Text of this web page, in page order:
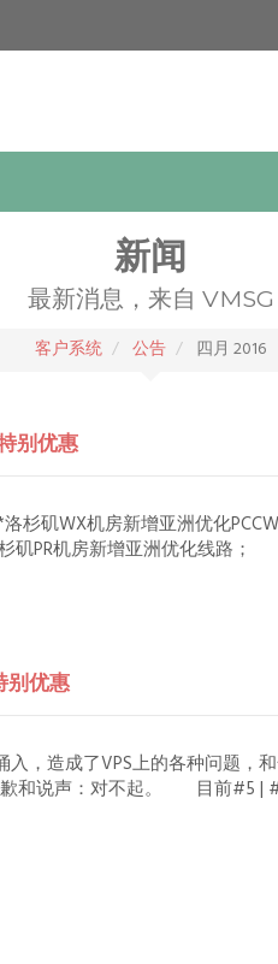
新闻
最新消息，来自 VMSG
客户系统 公告 四月 2016
别优惠
WX机房新增亚洲优化
PR机房新增亚洲优化线路；
别优惠
，造成了VPS上的各种问题，
歉和说声：对不起。 目前#5 |